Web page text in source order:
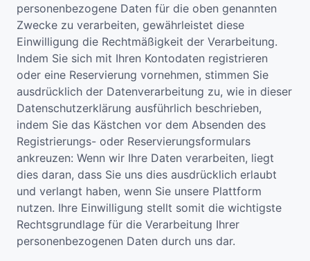
personenbezogene Daten für die oben genannten
Zwecke zu verarbeiten, gewährleistet diese
Einwilligung die Rechtmäßigkeit der Verarbeitung.
Indem Sie sich mit Ihren Kontodaten registrieren
oder eine Reservierung vornehmen, stimmen Sie
ausdrücklich der Datenverarbeitung zu, wie in dieser
Datenschutzerklärung ausführlich beschrieben,
indem Sie das Kästchen vor dem Absenden des
Registrierungs- oder Reservierungsformulars
ankreuzen: Wenn wir Ihre Daten verarbeiten, liegt
dies daran, dass Sie uns dies ausdrücklich erlaubt
und verlangt haben, wenn Sie unsere Plattform
nutzen. Ihre Einwilligung stellt somit die wichtigste
Rechtsgrundlage für die Verarbeitung Ihrer
personenbezogenen Daten durch uns dar.